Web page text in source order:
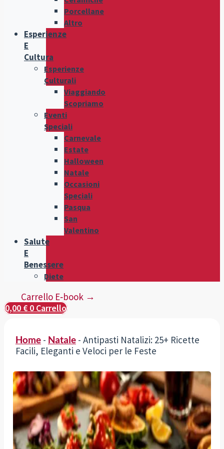
Porcellane
Altro
Esperienze
E
Cultura
Esperienze
Culturali
Viaggiando
Scopriamo
Eventi
Speciali
Carnevale
Estate
Halloween
Natale
Occasioni
Speciali
Pasqua
San
Valentino
Salute
E
Benessere
Diete
Carrello E‑book →
0,00 € 0 Carrello
Home- Natale- Antipasti Natalizi: 25+ Ricette
Facili, Eleganti e Veloci per le Feste